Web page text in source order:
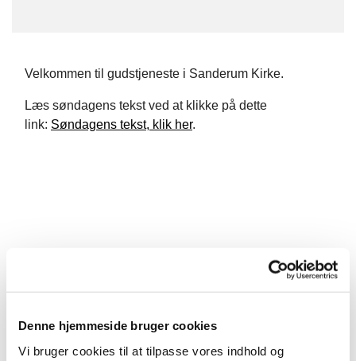
Denne hjemmeside bruger cookies
Vi bruger cookies til at tilpasse vores indhold og
Velkommen til gudstjeneste i Sanderum Kirke.
Læs søndagens tekst ved at klikke på dette
link: Søndagens tekst, klik her.